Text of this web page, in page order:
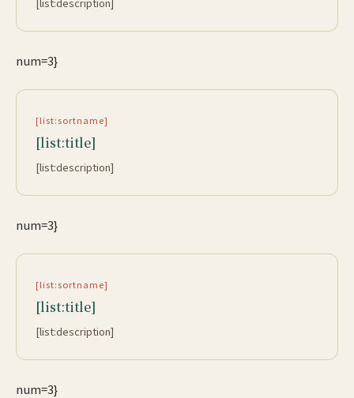
num=3}
[list:sortname]
[list:title]
[list:description]
num=3}
[list:sortname]
[list:title]
[list:description]
num=3}